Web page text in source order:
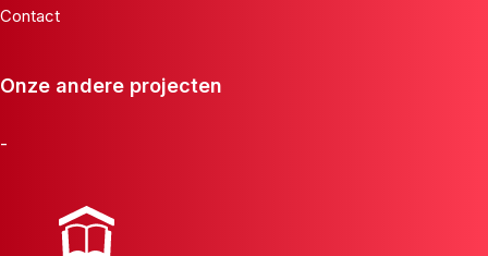
Contact
Onze andere projecten
-